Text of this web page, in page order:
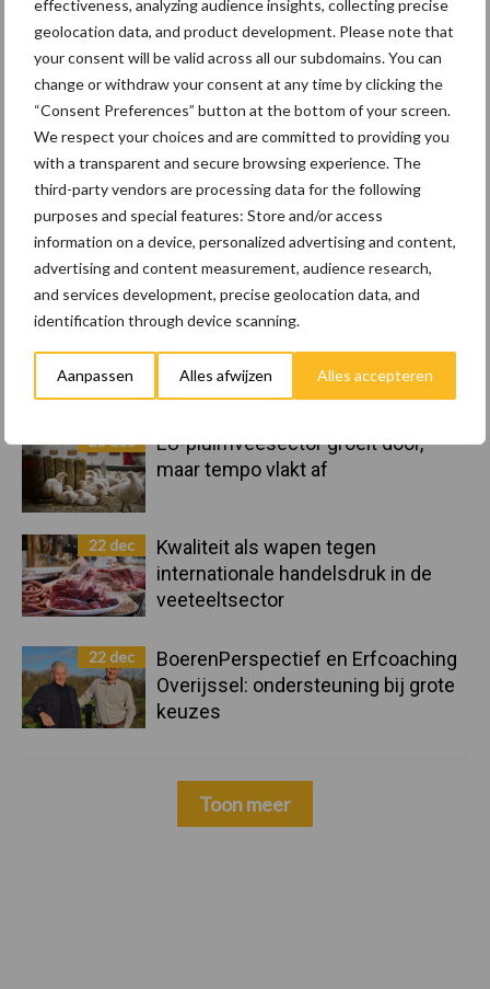
effectiveness, analyzing audience insights, collecting precise
geolocation data, and product development. Please note that
your consent will be valid across all our subdomains. You can
change or withdraw your consent at any time by clicking the
“Consent Preferences” button at the bottom of your screen.
We respect your choices and are committed to providing you
with a transparent and secure browsing experience. The
third-party vendors are processing data for the following
purposes and special features: Store and/or access
information on a device, personalized advertising and content,
advertising and content measurement, audience research,
and services development, precise geolocation data, and
identification through device scanning.
Aanpassen Alles afwijzen Alles accepteren
Primaire
Sidebar
Recent nieuws Partner nieuws
8 jan
Belastingdienst publiceert
Landelijke Landbouwnormen 2025
23 dec
10 praktisch tips om je voor te
bereiden op mogelijke uitval van het
stroomnet
23 dec
EU-pluimveesector groeit door,
maar tempo vlakt af
22 dec
Kwaliteit als wapen tegen
internationale handelsdruk in de
veeteeltsector
22 dec
BoerenPerspectief en Erfcoaching
Overijssel: ondersteuning bij grote
keuzes
Toon meer
Toon meer